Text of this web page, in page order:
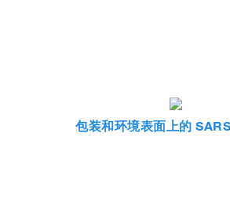
包装和环境表面上的